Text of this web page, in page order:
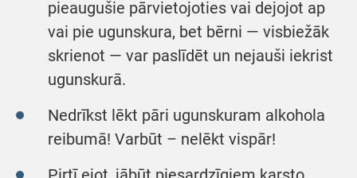
pieaugušie pārvietojoties vai dejojot ap
vai pie ugunskura, bet bērni — visbiežāk
skrienot ­— var paslīdēt un nejauši iekrist
ugunskurā.
Nedrīkst lēkt pāri ugunskuram alkohola
reibumā! Varbūt – nelēkt vispār!